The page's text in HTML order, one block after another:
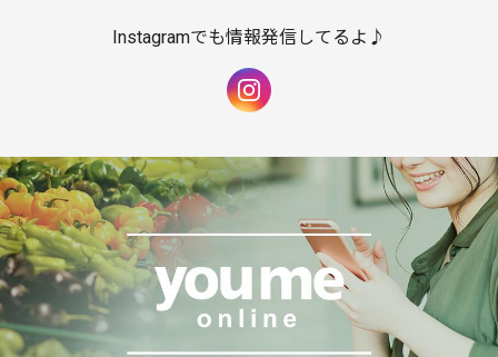
Instagramでも情報発信してるよ♪